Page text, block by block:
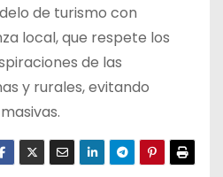
de turismo con
local, que respete los
de las
y rurales, evitando